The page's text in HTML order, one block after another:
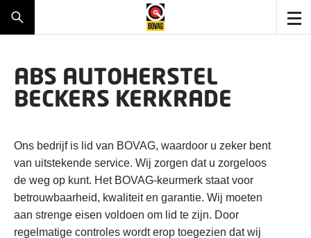
ABS AUTOHERSTEL
BECKERS KERKRADE
Ons bedrijf is lid van BOVAG, waardoor u zeker bent
van uitstekende service. Wij zorgen dat u zorgeloos
de weg op kunt. Het BOVAG-keurmerk staat voor
betrouwbaarheid, kwaliteit en garantie. Wij moeten
aan strenge eisen voldoen om lid te zijn. Door
regelmatige controles wordt erop toegezien dat wij